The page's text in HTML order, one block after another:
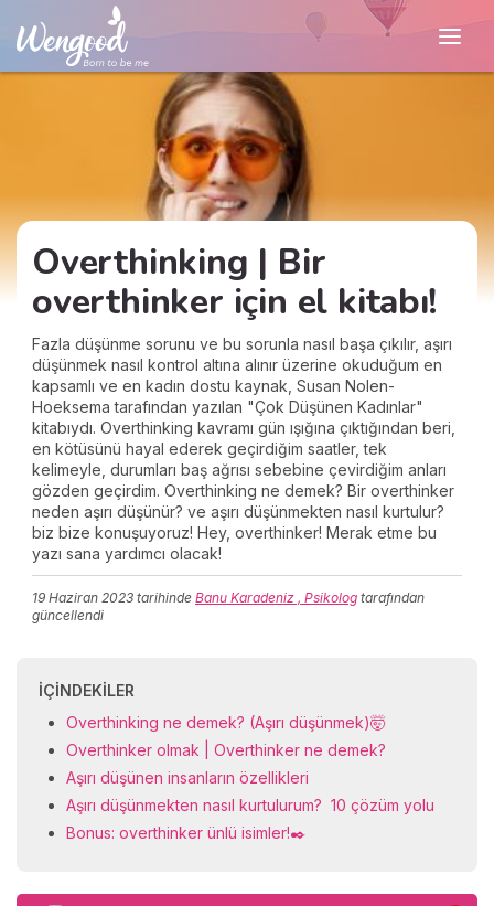
Overthinking | Bir
overthinker için el kitabı!
Fazla düşünme sorunu ve bu sorunla nasıl başa çıkılır, aşırı
düşünmek nasıl kontrol altına alınır üzerine okuduğum en
kapsamlı ve en kadın dostu kaynak, Susan Nolen-
Hoeksema tarafından yazılan "Çok Düşünen Kadınlar"
kitabıydı. Overthinking kavramı gün ışığına çıktığından beri,
en kötüsünü hayal ederek geçirdiğim saatler, tek
kelimeyle, durumları baş ağrısı sebebine çevirdiğim anları
gözden geçirdim. Overthinking ne demek? Bir overthinker
neden aşırı düşünür? ve aşırı düşünmekten nasıl kurtulur?
biz bize konuşuyoruz! Hey, overthinker! Merak etme bu
yazı sana yardımcı olacak!
19 Haziran 2023 tarihinde Banu Karadeniz , Psikolog tarafından
güncellendi
İÇINDEKILER
Overthinking ne demek? (Aşırı düşünmek)🤯
Overthinker olmak | Overthinker ne demek?
Aşırı düşünen insanların özellikleri
Aşırı düşünmekten nasıl kurtulurum? 10 çözüm yolu
Bonus: overthinker ünlü isimler!✒️